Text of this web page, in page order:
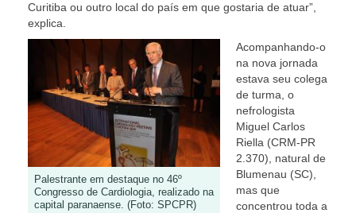
Curitiba ou outro local do país em que gostaria de atuar”,
explica.
Palestrante em destaque no 46º
Congresso de Cardiologia, realizado na
capital paranaense. (Foto: SPCPR)
Acompanhando-o
na nova jornada
estava seu colega
de turma, o
nefrologista
Miguel Carlos
Riella (CRM-PR
2.370), natural de
Blumenau (SC),
mas que
concentrou toda a